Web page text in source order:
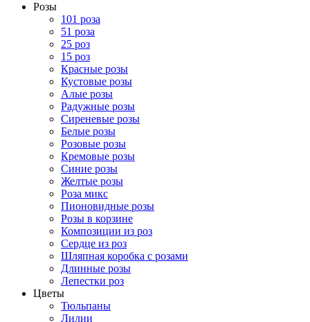
Розы
101 роза
51 роза
25 роз
15 роз
Красные розы
Кустовые розы
Алые розы
Радужные розы
Сиреневые розы
Белые розы
Розовые розы
Кремовые розы
Синие розы
Желтые розы
Роза микс
Пионовидные розы
Розы в корзине
Композиции из роз
Сердце из роз
Шляпная коробка с розами
Длинные розы
Лепестки роз
Цветы
Тюльпаны
Лилии